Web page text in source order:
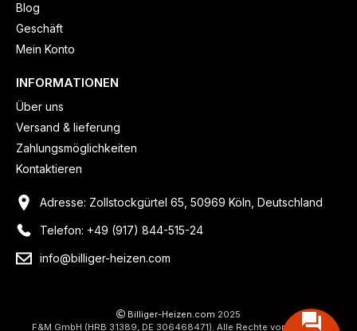
Blog
Geschäft
Mein Konto
INFORMATIONEN
Über uns
Versand & lieferung
Zahlungsmöglichkeiten
Kontaktieren
Adresse: Zollstockgürtel 65, 50969 Köln, Deutschland
Telefon: +49 (917) 844-515-24
info@billiger-heizen.com
Billiger-Heizen.com 2025
F&M GmbH (HRB 31389, DE 306468471). Alle Rechte vorbehalten.